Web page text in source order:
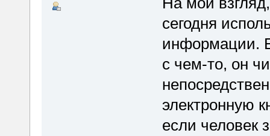
сегодня
информации.
с чем-то, он
электронную
если человек